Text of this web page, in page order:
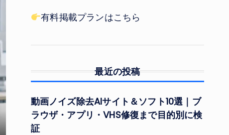
有料掲載プランはこちら
最近の投稿
動画ノイズ除去AIサイト＆ソフト10選｜ブ
ラウザ・アプリ・VHS修復まで目的別に検
証